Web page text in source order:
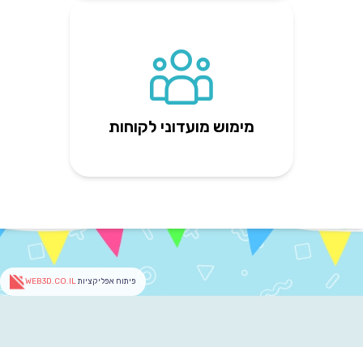
מימוש מועדוני לקוחות
פיתוח אפליקציותWEB3D.CO.IL